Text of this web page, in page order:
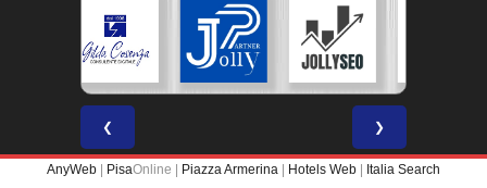
❮ ❯
AnyWeb PisaOnline | Piazza Armerina Hotels Web Italia Search